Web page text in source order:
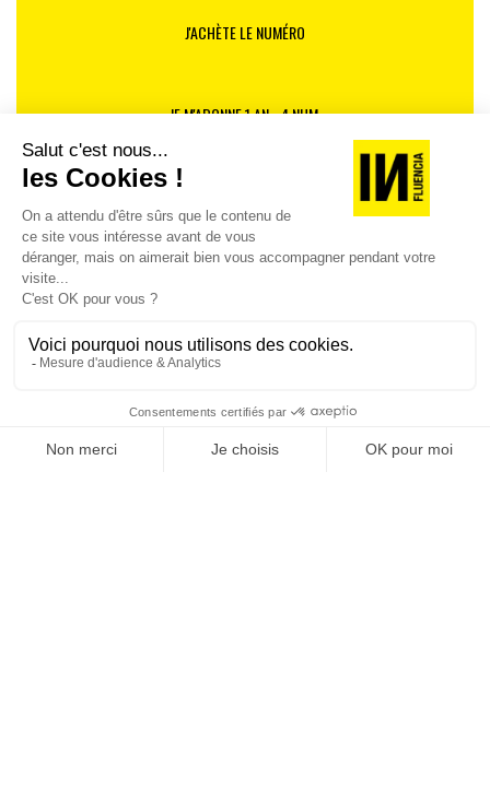
J'ACHÈTE LE NUMÉRO
JE M'ABONNE 1 AN - 4 NUM.
JE DÉCOUVRE LES NUMÉROS PRÉCÉDENTS
Je suis déjà abonné(e) :je consulte la revue en